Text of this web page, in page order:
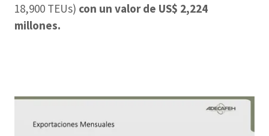
18,900 TEUs) con un valor de US$ 2,224
millones.